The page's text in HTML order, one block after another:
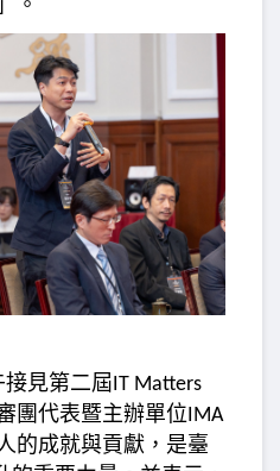
接見第二屆IT Matters
團代表暨主辦單位IMA
的成就與貢獻，是臺